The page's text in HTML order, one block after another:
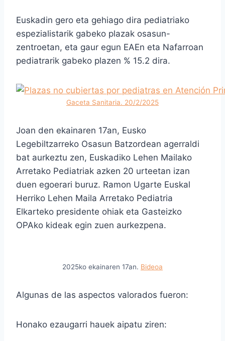
Euskadin gero eta gehiago dira pediatriako
espezialistarik gabeko plazak osasun-
zentroetan, eta gaur egun EAEn eta Nafarroan
pediatrarik gabeko plazen % 15.2 dira.
Gaceta Sanitaria. 20/2/2025
Joan den ekainaren 17an, Eusko
Legebiltzarreko Osasun Batzordean agerraldi
bat aurkeztu zen, Euskadiko Lehen Mailako
Arretako Pediatriak azken 20 urteetan izan
duen egoerari buruz. Ramon Ugarte Euskal
Herriko Lehen Maila Arretako Pediatria
Elkarteko presidente ohiak eta Gasteizko
OPAko kideak egin zuen aurkezpena.
2025ko ekainaren 17an. Bideoa
Algunas de las aspectos valorados fueron:
Honako ezaugarri hauek aipatu ziren: